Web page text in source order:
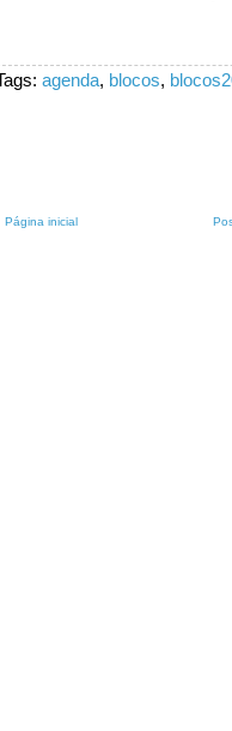
agenda, blocos,
Página inicial